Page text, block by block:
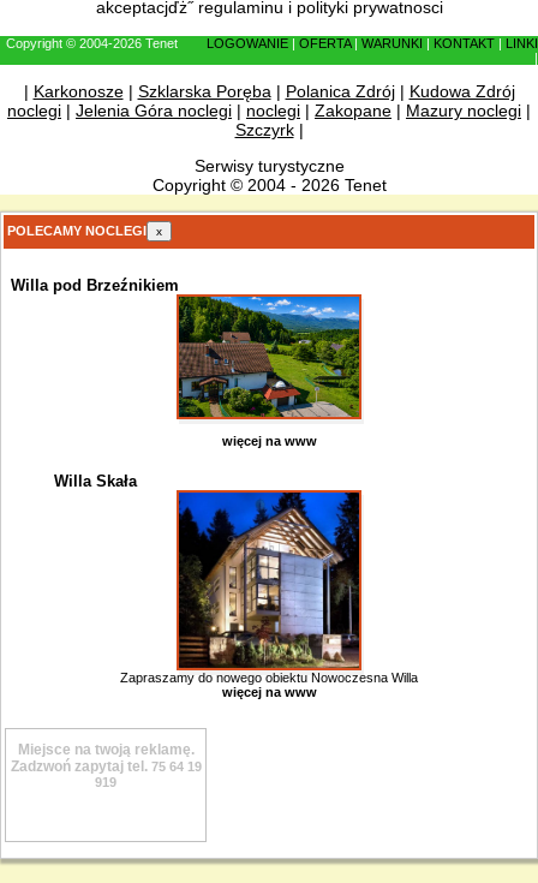
akceptacjďż˝ regulaminu i polityki prywatnosci
Copyright © 2004-2026 Tenet LOGOWANIE OFERTA| WARUNKI KONTAKT
LINKI
| Karkonosze| Szklarska Poręba| Polanica Zdrój| Kudowa Zdrój
noclegi | Jelenia Góra noclegi | noclegi | Zakopane | Mazury noclegi |
Szczyrk|
Serwisy turystyczne
Copyright © 2004 - 2026 Tenet
POLECAMY NOCLEGI x
Willa pod Brzeźnikiem
więcej na www
Willa Skała
Zapraszamy do nowego obiektu Nowoczesna Willa
więcej na www
Miejsce na twoją reklamę.
Zadzwoń zapytaj tel. 75 64 19
919